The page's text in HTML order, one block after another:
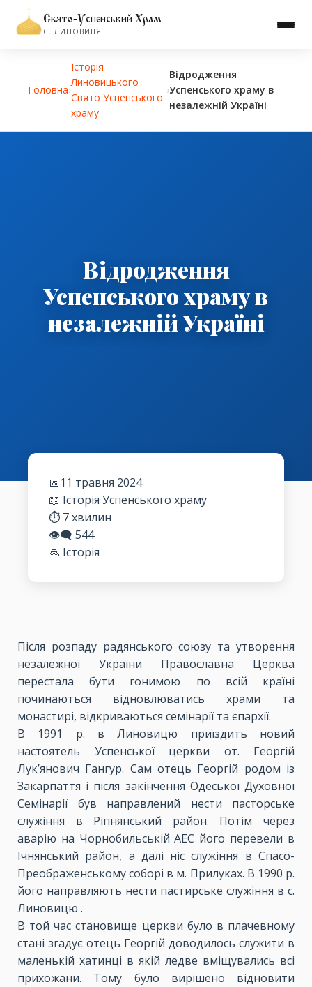
Свято-Успенський Храм
С. ЛИНОВИЦЯ
Головна›
Історiя
Линовицького
Свято Успенського
храму
›
Відродження
Успенського храму в
незалежній Україні
Відродження
Успенського храму в
незалежній Україні
📅11 травня 2024
📖 Історія Успенського храму
⏱️ 7 хвилин
👁️‍🗨️ 544
🙏 Історія
Після розпаду радянського союзу та утворення
незалежної України Православна Церква
перестала бути гонимою по всій країні
починаються відновлюватись храми та
монастирі, відкриваються семінарії та єпархії.
В 1991 р. в Линовицю приїздить новий
настоятель Успенської церкви от. Георгій
Лук’янович Гангур. Сам отець Георгій родом із
Закарпаття і після закінчення Одеської Духовної
Семінарії був направлений нести пасторське
служіння в Ріпнянський район. Потім через
аварію на Чорнобильській АЕС його перевели в
Ічнянський район, а далі ніс служіння в Спасо-
Преображенському соборі в м. Прилуках. В 1990 р.
його направляють нести пастирське служіння в с.
Линовицю .
В той час становище церкви було в плачевному
стані згадує отець Георгій доводилось служити в
маленькій хатинці в якій ледве вміщувались всі
прихожани. Тому було вирішено відновити